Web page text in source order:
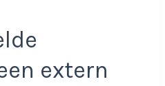
extern